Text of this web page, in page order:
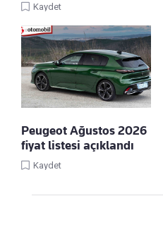
Kaydet
Peugeot Ağustos 2026
fiyat listesi açıklandı
Kaydet